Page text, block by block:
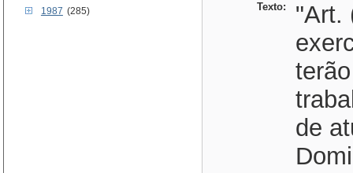
1987 (285) Texto:
"Art.
de